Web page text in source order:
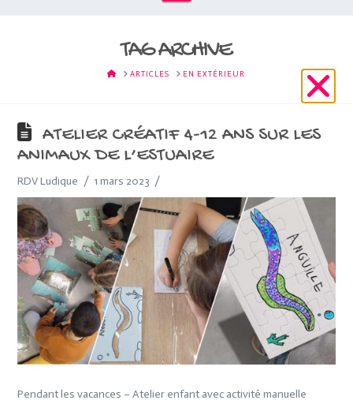
TAG ARCHIVE
HOMEARTICLES EN EXTÉRIEUR
ATELIER CRÉATIF 4-12 ANS SUR LES
ANIMAUX DE L’ESTUAIRE
RDV Ludique 1 mars 2023
Pendant les vacances – Atelier enfant avec activité manuelle